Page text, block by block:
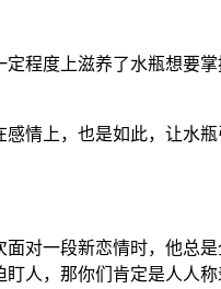
程度上滋养了水瓶想要
情上，也是如此，让水
对一段新恋情时，他总
人，那你们肯定是人人称